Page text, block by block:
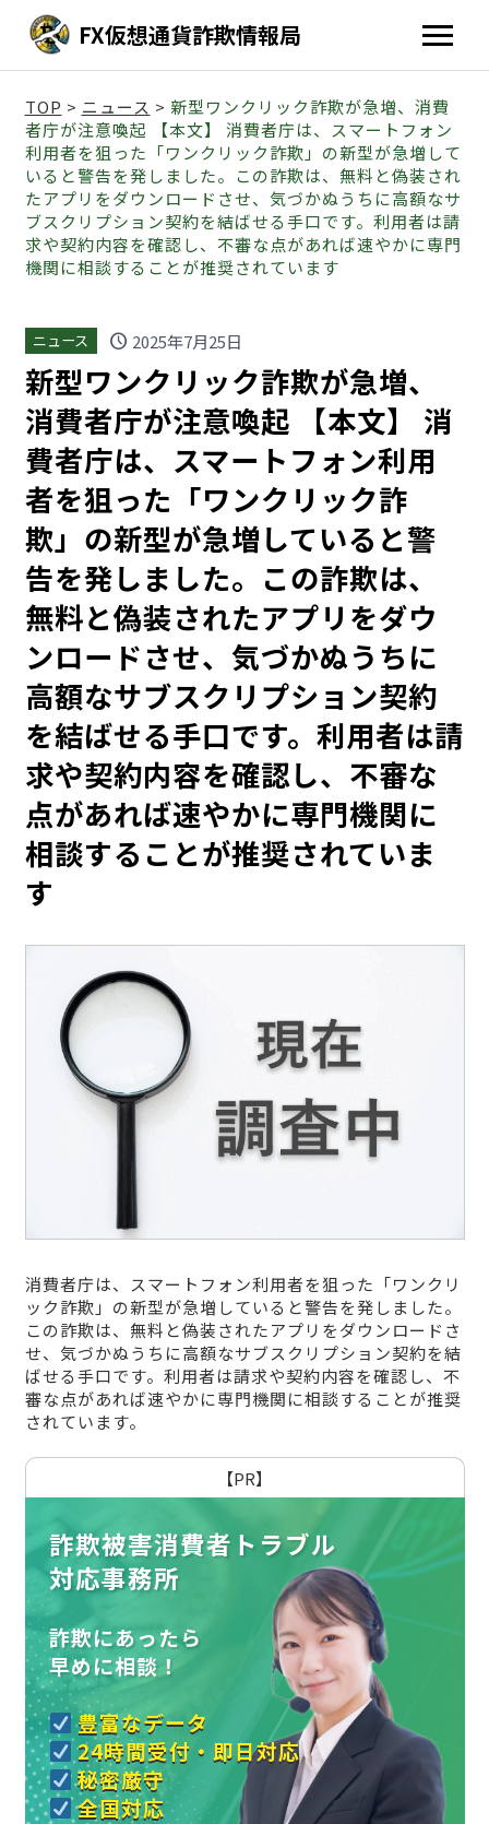
FX仮想通貨詐欺情報局
TOP > ニュース > 新型ワンクリック詐欺が急増、消費
者庁が注意喚起 【本文】 消費者庁は、スマートフォン
利用者を狙った「ワンクリック詐欺」の新型が急増して
いると警告を発しました。この詐欺は、無料と偽装され
たアプリをダウンロードさせ、気づかぬうちに高額なサ
ブスクリプション契約を結ばせる手口です。利用者は請
求や契約内容を確認し、不審な点があれば速やかに専門
機関に相談することが推奨されています
ニュース schedule 2025年7月25日
新型ワンクリック詐欺が急増、
消費者庁が注意喚起 【本文】 消
費者庁は、スマートフォン利用
者を狙った「ワンクリック詐
欺」の新型が急増していると警
告を発しました。この詐欺は、
無料と偽装されたアプリをダウ
ンロードさせ、気づかぬうちに
高額なサブスクリプション契約
を結ばせる手口です。利用者は請
求や契約内容を確認し、不審な
点があれば速やかに専門機関に
相談することが推奨されていま
す
消費者庁は、スマートフォン利用者を狙った「ワンクリ
ック詐欺」の新型が急増していると警告を発しました。
この詐欺は、無料と偽装されたアプリをダウンロードさ
せ、気づかぬうちに高額なサブスクリプション契約を結
ばせる手口です。利用者は請求や契約内容を確認し、不
審な点があれば速やかに専門機関に相談することが推奨
されています。
【PR】
詐欺被害消費者トラブル
対応事務所
詐欺にあったら
早めに相談！
豊富なデータ
24時間受付・即日対応
秘密厳守
全国対応